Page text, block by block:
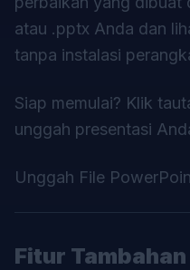
atau .pptx Anda dan
tanpa instalasi
Siap memulai? Klik
unggah presentasi
Unggah File
Fitur